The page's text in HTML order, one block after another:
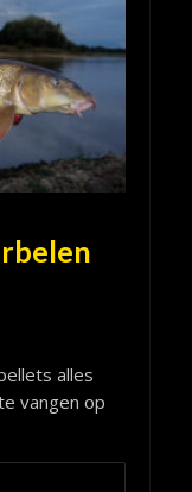
alles
vangen op